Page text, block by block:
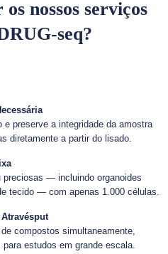
nossos serviços
seq?
preserve a integridade da amostra
diretamente a partir do lisado.
— incluindo organoides
tecido — com apenas 1.000 células.
compostos simultaneamente,
estudos em grande escala.